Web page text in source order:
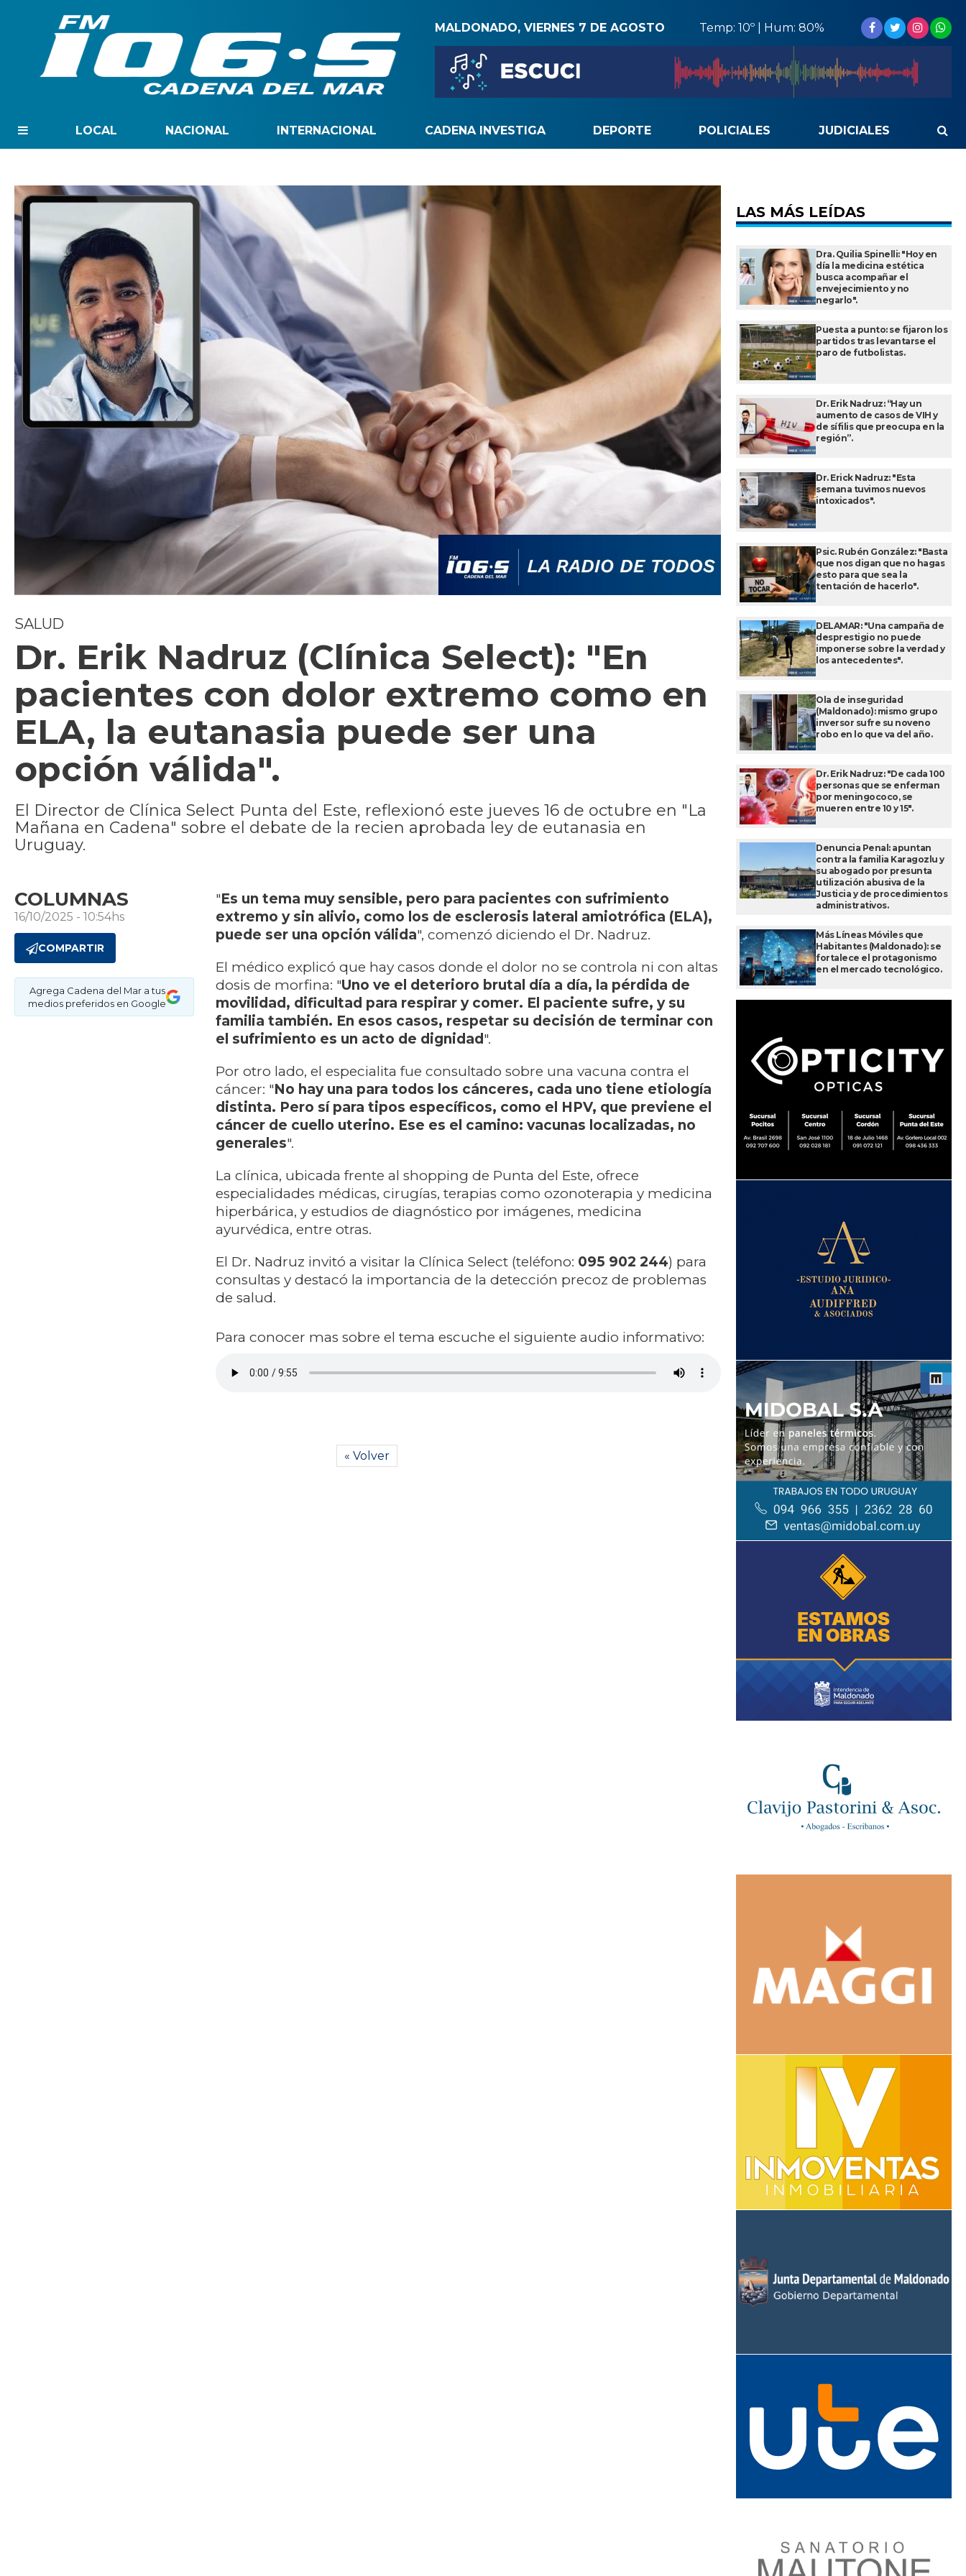
MALDONADO, VIERNES 7 DE AGOSTO Temp: 10º | Hum: 80%
LOCAL NACIONAL INTERNACIONAL CADENA INVESTIGA DEPORTE POLICIALES JUDICIALES
SALUD
Dr. Erik Nadruz (Clínica Select): "En
pacientes con dolor extremo como en
ELA, la eutanasia puede ser una
opción válida".
El Director de Clínica Select Punta del Este, reflexionó este jueves 16 de octubre en "La
Mañana en Cadena" sobre el debate de la recien aprobada ley de eutanasia en
Uruguay.
COLUMNAS
16/10/2025 - 10:54hs
COMPARTIR
Agrega Cadena del Mar a tus
medios preferidos en Google
"Es un tema muy sensible, pero para pacientes con sufrimiento
extremo y sin alivio, como los de esclerosis lateral amiotrófica (ELA),
puede ser una opción válida", comenzó diciendo el Dr. Nadruz.
El médico explicó que hay casos donde el dolor no se controla ni con altas
dosis de morfina: "Uno ve el deterioro brutal día a día, la pérdida de
movilidad, dificultad para respirar y comer. El paciente sufre, y su
familia también. En esos casos, respetar su decisión de terminar con
el sufrimiento es un acto de dignidad ".
Por otro lado, el especialita fue consultado sobre una vacuna contra el
cáncer: "No hay una para todos los cánceres, cada uno tiene etiología
distinta. Pero sí para tipos específicos, como el HPV, que previene el
cáncer de cuello uterino. Ese es el camino: vacunas localizadas, no
generales".
La clínica, ubicada frente al shopping de Punta del Este, ofrece
especialidades médicas, cirugías, terapias como ozonoterapia y medicina
hiperbárica, y estudios de diagnóstico por imágenes, medicina
ayurvédica, entre otras.
El Dr. Nadruz invitó a visitar la Clínica Select (teléfono: 095 902 244) para
consultas y destacó la importancia de la detección precoz de problemas
de salud.
Para conocer mas sobre el tema escuche el siguiente audio informativo:
« Volver
LAS MÁS LEÍDAS
Dra. Quilia Spinelli: "Hoy en
día la medicina estética
busca acompañar el
envejecimiento y no
negarlo".
Puesta a punto: se fijaron los
partidos tras levantarse el
paro de futbolistas.
Dr. Erik Nadruz: “Hay un
aumento de casos de VIH y
de sífilis que preocupa en la
región”.
Dr. Erick Nadruz: "Esta
semana tuvimos nuevos
intoxicados".
Psic. Rubén González: "Basta
que nos digan que no hagas
esto para que sea la
tentación de hacerlo".
DELAMAR: "Una campaña de
desprestigio no puede
imponerse sobre la verdad y
los antecedentes".
Ola de inseguridad
(Maldonado): mismo grupo
inversor sufre su noveno
robo en lo que va del año.
Dr. Erik Nadruz: "De cada 100
personas que se enferman
por meningococo, se
mueren entre 10 y 15".
Denuncia Penal: apuntan
contra la familia Karagozlu y
su abogado por presunta
utilización abusiva de la
Justicia y de procedimientos
administrativos.
Más Líneas Móviles que
Habitantes (Maldonado): se
fortalece el protagonismo
en el mercado tecnológico.